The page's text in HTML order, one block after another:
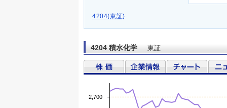
4204(東証)
4204 積水化学 東証